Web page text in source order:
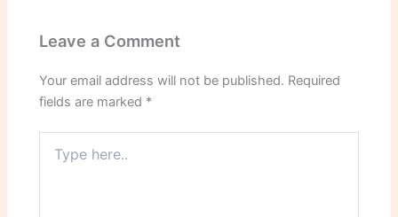
Leave a Comment
Your email address will not be published. Required
fields are marked *
here..